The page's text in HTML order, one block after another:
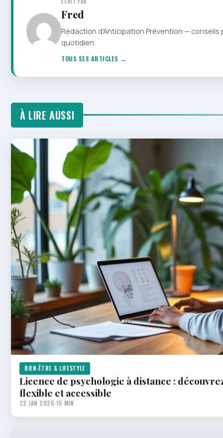
Fred
Rédaction d'Anticipation Prévention —
quotidien.
TOUS SES ARTICLES →
À LIRE AUSSI
BIEN-ÊTRE & LIFESTYLE
Licence de psychologie à distance :
flexible et accessible
22 JAN 2026·15 MIN